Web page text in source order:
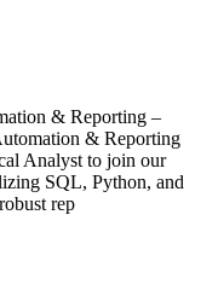
& Reporting –
& Reporting
Analyst to join our
SQL, Python, and
rep